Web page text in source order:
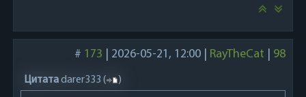
# 173 2026-05-21, 12:00 RayTheCat 98
Цитатаdarer333 ( )